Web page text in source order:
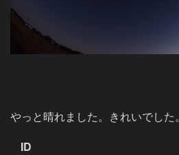
やっと晴れました。きれいでした。
ID